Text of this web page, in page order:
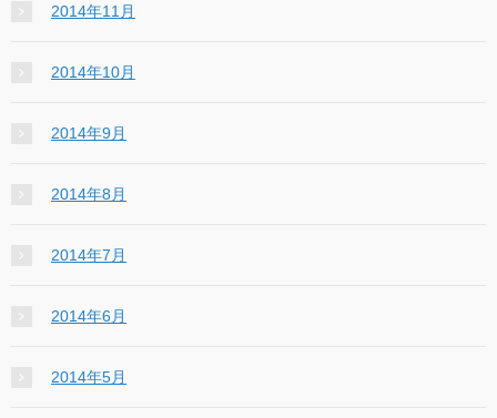
2014年11月
2014年10月
2014年9月
2014年8月
2014年7月
2014年6月
2014年5月